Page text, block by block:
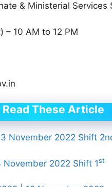
& Ministerial Services
– 10 AM to 12 PM
Read These Article
November 2022 Shift
November 2022 Shift 1st